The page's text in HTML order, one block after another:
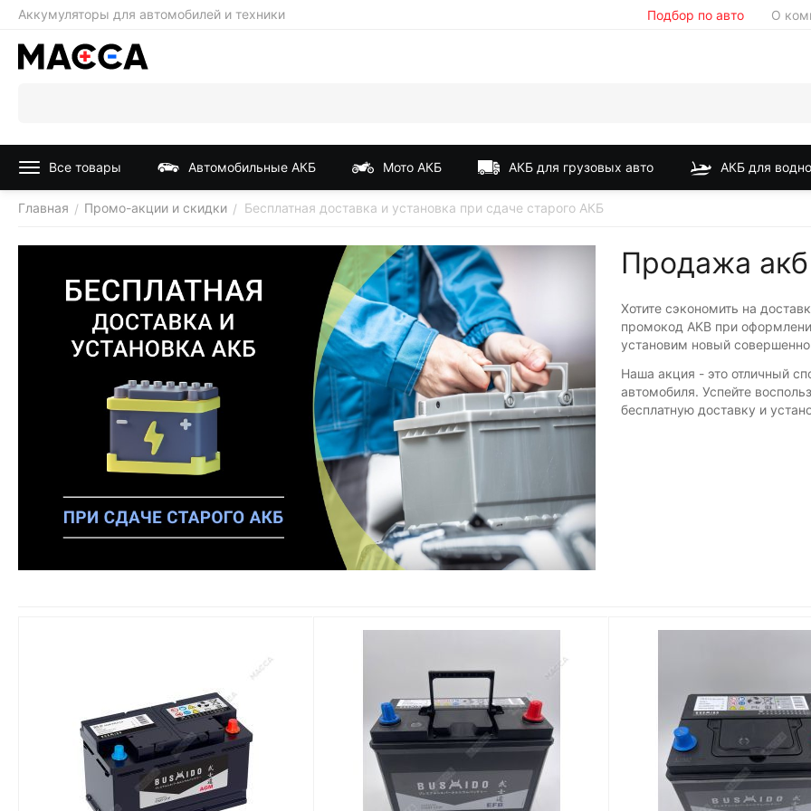
Аккумуляторы для автомобилей и техники Подбор по авто О
Все товары Автомобильные АКБ Мото АКБ АКБ для грузовых авто АКБ для
Главная / Промо-акции и скидки / Бесплатная доставка и установка при сдаче старого АКБ
Продажа
Хотите сэкономить на
промокод AKB при
установим новый
Наша акция - это отличный
автомобиля. Успейте
бесплатную доставку и